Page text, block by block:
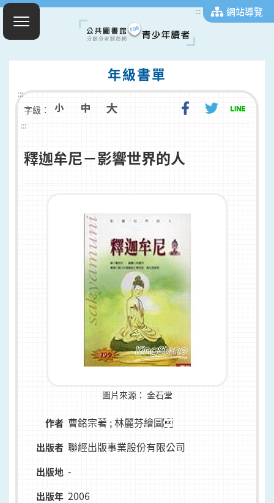
::: 網站導覽
年級書單
:::
字級：
:::
釋迦牟尼－影響世界的人
圖片來源： 金石堂
作者 曹銘宗著 ; 林麗芬繪圖
出版者 聯經出版事業股份有限公司
出版地 -
出版年 2006